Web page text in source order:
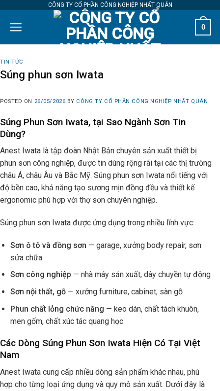
content
CÔNG TY CỔ PHẦN CÔNG NGHIỆP NHẤT QUÁN
0
TIN TỨC
Súng phun sơn Iwata
POSTED ON 26/05/2026 BY CÔNG TY CỔ PHẦN CÔNG NGHIỆP NHẤT QUÁN
Súng Phun Sơn Iwata, tại Sao Ngành Sơn Tin
Dùng?
Anest Iwata là tập đoàn Nhật Bản chuyên sản xuất thiết bị
phun sơn công nghiệp, được tin dùng rộng rãi tại các thị trường
châu Á, châu Âu và Bắc Mỹ. Súng phun sơn Iwata nổi tiếng với
độ bền cao, khả năng tạo sương mịn đồng đều và thiết kế
ergonomic phù hợp với thợ sơn chuyên nghiệp.
Súng phun sơn Iwata được ứng dụng trong nhiều lĩnh vực:
Sơn ô tô và đồng sơn — garage, xưởng body repair, sơn
sửa chữa
Sơn công nghiệp — nhà máy sản xuất, dây chuyền tự động
Sơn nội thất, gỗ— xưởng furniture, cabinet, sàn gỗ
Phun chất lỏng chức năng — keo dán, chất tách khuôn,
men gốm, chất xúc tác quang học
Các Dòng Súng Phun Sơn Iwata Hiện Có Tại Việt
Nam
Anest Iwata cung cấp nhiều dòng sản phẩm khác nhau, phù
hợp cho từng loại ứng dụng và quy mô sản xuất. Dưới đây là